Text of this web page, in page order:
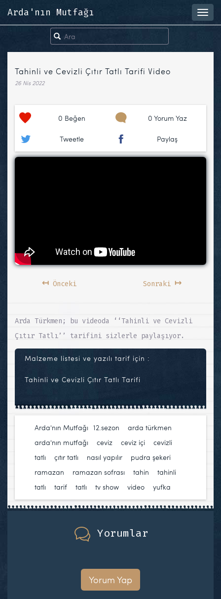
Arda'nın Mutfağı
Tahinli ve Cevizli Çıtır Tatlı Tarifi Video
26 Nis 2022
0 Beğen 0 Yorum Yaz
Tweetle Paylaş
↤Önceki Sonraki ↦
Arda Türkmen; bu videoda ‘‘Tahinli ve Cevizli
Çıtır Tatlı’’ tarifini sizlerle paylaşıyor.
Malzeme listesi ve yazılı tarif için :
Tahinli ve Cevizli Çıtır Tatlı Tarifi
Arda'nın Mutfağı 12.sezon arda türkmen
arda'nın mutfağı
ceviz ceviz içi
cevizli
tatlı
çıtır tatlı nasıl yapılır pudra şekeri
ramazan
ramazan sofrası tahin
tahinli
tatlı
tarif tatlı tv show video yufka
Yorumlar
Yorum Yap